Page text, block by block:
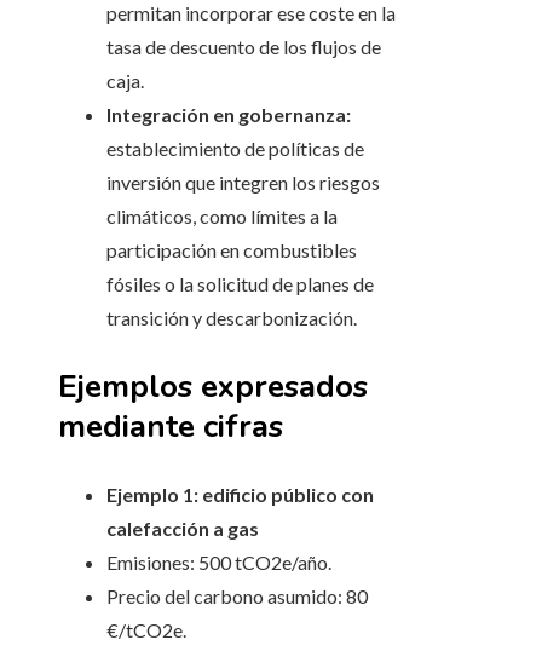
permitan incorporar ese coste en la
tasa de descuento de los flujos de
caja.
Integración en gobernanza:
establecimiento de políticas de
inversión que integren los riesgos
climáticos, como límites a la
participación en combustibles
fósiles o la solicitud de planes de
transición y descarbonización.
Ejemplos expresados
mediante cifras
Ejemplo 1: edificio público con
calefacción a gas
Emisiones: 500 tCO2e/año.
Precio del carbono asumido: 80
€/tCO2e.